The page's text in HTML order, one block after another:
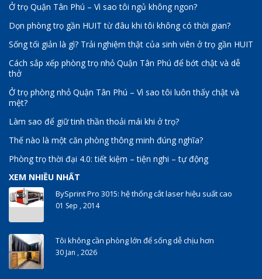
Ở trọ Quận Tân Phú – Vì sao tôi ngủ không ngon?
Dọn phòng trọ gần HUIT từ đâu khi tôi không có thời gian?
Sống tối giản là gì? Trải nghiệm thật của sinh viên ở trọ gần HUIT
Cách sắp xếp phòng trọ nhỏ Quận Tân Phú để bớt chật và dễ
thở
Ở trọ phòng nhỏ Quận Tân Phú – Vì sao tôi luôn thấy chật và
mệt?
Làm sao để giữ tinh thần thoải mái khi ở trọ?
Thế nào là một căn phòng thông minh đúng nghĩa?
Phòng trọ thời đại 4.0: tiết kiệm – tiện nghi – tự động
XEM NHIỀU NHẤT
BySprint Pro 3015: hệ thống cắt laser hiệu suất cao
01 Sep , 2014
Tôi không cần phòng lớn để sống dễ chịu hơn
30 Jan , 2026